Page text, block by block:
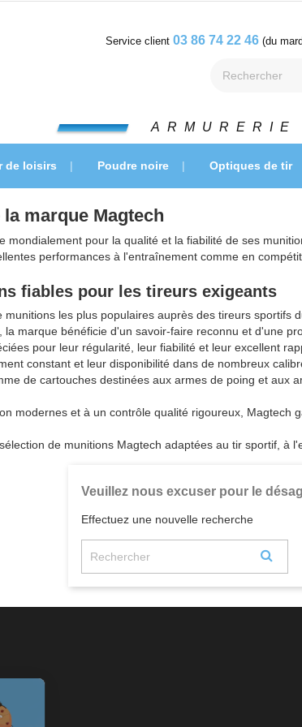
Service client 03 86 74 22 46 (du
ARMURERIE
de loisirs Poudre noire Optiques de tir
marque Magtech
mondialement pour la qualité et la fiabilité de ses
performances à l'entraînement comme en
fiables pour les tireurs exigeants
les plus populaires auprès des tireurs
marque bénéficie d'un savoir-faire reconnu et d'une
pour leur régularité, leur fiabilité et leur excellent
constant et leur disponibilité dans de nombreux
de cartouches destinées aux armes de poing et aux
modernes et à un contrôle qualité rigoureux,
de munitions Magtech adaptées au tir sportif, à
Veuillez nous excuser pour le
Effectuez une nouvelle recherche